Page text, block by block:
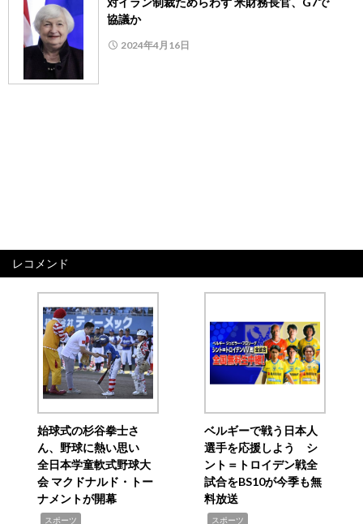
協議か
2024年4月16日
レコメンド
始球式の杉谷拳士さ
ん、野球に熱い思い
全日本学童軟式野球大
会 マクドナルド・トー
ナメントが開幕
スポーツ
ベルギーで戦う日本人
選手を応援しよう シ
ント＝トロイデン戦全
試合をBS10が今季も無
料放送
スポーツ